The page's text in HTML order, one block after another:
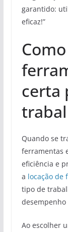
garantido:
eficaz!”
certa
Quando se
ferramentas
eficiência e
a locação de
tipo de
desempenho
Ao escolher